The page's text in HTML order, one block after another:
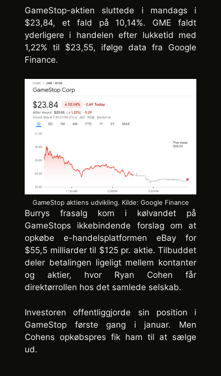
GameStop-aktien sluttede i mandags i
$23,84, et fald på 10,14%. GME faldt
yderligere i handelen efter lukketid med
1,22% til $23,55, ifølge data fra Google
Finance.
GameStop aktiens udvikling. Kilde: Google Finance
Burrys frasalg kom i kølvandet på
GameStops ikkebindende forslag om at
opkøbe e-handelsplatformen eBay for
$55,5 milliarder til $125 pr. aktie. Tilbuddet
deler betalingen ligeligt mellem kontanter
og aktier, hvor Ryan Cohen får
direktørrollen hos det samlede selskab.
Investoren offentliggjorde sin position i
GameStop første gang i januar. Men
Cohens opkøbspres fik ham til at sælge
ud.